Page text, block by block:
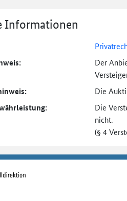
Informationen
Der
Die
Die
nicht.
(§ 4